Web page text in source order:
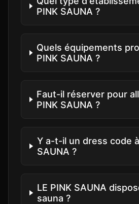
PINK SAUNA ?
Quels équipements
PINK SAUNA ?
Faut-il réserver pour
PINK SAUNA ?
Y a-t-il un dress code
SAUNA ?
LE PINK SAUNA
sauna ?